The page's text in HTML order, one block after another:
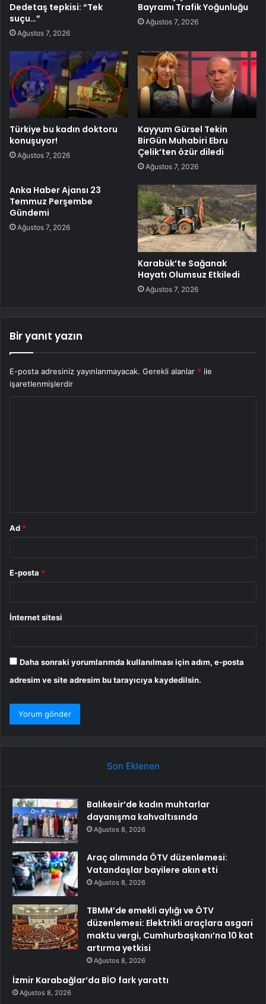
Dedetaş tepkisi: “Tek
suçu…”
Ağustos 7, 2026
Bayramı Trafik Yoğunluğu
Ağustos 7, 2026
Türkiye bu kadın doktoru
konuşuyor!
Ağustos 7, 2026
Kayyum Gürsel Tekin
BirGün Muhabiri Ebru
Çelik’ten özür diledi
Ağustos 7, 2026
Anka Haber Ajansı 23
Temmuz Perşembe
Gündemi
Ağustos 7, 2026
Karabük’te Sağanak
Hayatı Olumsuz Etkiledi
Ağustos 7, 2026
Bir yanıt yazın
E-posta adresiniz yayınlanmayacak. Gerekli alanlar * ile
işaretlenmişlerdir
Ad *
E-posta *
İnternet sitesi
Daha sonraki yorumlarımda kullanılması için adım, e-posta
adresim ve site adresim bu tarayıcıya kaydedilsin.
Son Eklenen
Balıkesir’de kadın muhtarlar
dayanışma kahvaltısında
Ağustos 8, 2026
Araç alımında ÖTV düzenlemesi:
Vatandaşlar bayilere akın etti
Ağustos 8, 2026
TBMM’de emekli aylığı ve ÖTV
düzenlemesi: Elektrikli araçlara asgari
maktu vergi, Cumhurbaşkanı’na 10 kat
artırma yetkisi
Ağustos 8, 2026
İzmir Karabağlar’da BİO fark yarattı
Ağustos 8, 2026